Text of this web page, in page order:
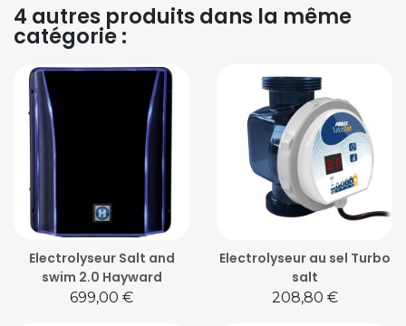
4 autres produits dans la même
catégorie :
Electrolyseur Salt and
swim 2.0 Hayward
Prix
699,00 €
Electrolyseur au sel Turbo
salt
Prix
208,80 €